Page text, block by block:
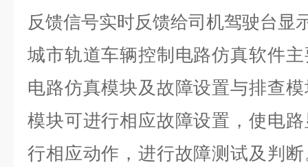
反馈信号实时反馈给司机驾驶台显
城市轨道车辆控制电路仿真软件
电路仿真模块及故障设置与排查
模块可进行相应故障设置，使电
行相应动作，进行故障测试及判